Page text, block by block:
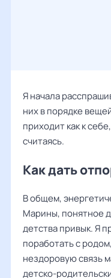
Я начала
них в порядке
приходит как к
считаясь.
Как дать
В общем,
Марины, понятное
детства привык. Я
поработать с
нездоровую связь
детско-